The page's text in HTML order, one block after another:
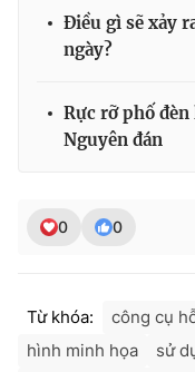
Điều gì sẽ xảy
ngày?
Rực rỡ phố
Nguyên đán
0 0
Từ khóa: công cụ
hình minh họa
sử